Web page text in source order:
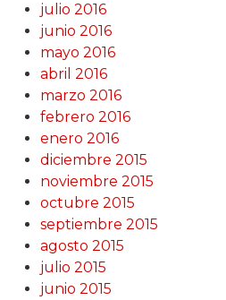
julio 2016
junio 2016
mayo 2016
abril 2016
marzo 2016
febrero 2016
enero 2016
diciembre 2015
noviembre 2015
octubre 2015
septiembre 2015
agosto 2015
julio 2015
junio 2015